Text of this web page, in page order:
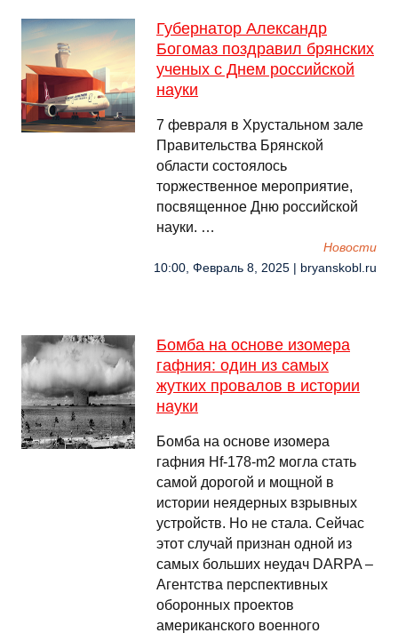
Губернатор Александр
Богомаз поздравил брянских
ученых с Днем российской
науки
7 февраля в Хрустальном зале
Правительства Брянской
области состоялось
торжественное мероприятие,
посвященное Дню российской
науки. …
Новости
10:00, Февраль 8, 2025 | bryanskobl.ru
Бомба на основе изомера
гафния: один из самых
жутких провалов в истории
науки
Бомба на основе изомера
гафния Hf-178-m2 могла стать
самой дорогой и мощной в
истории неядерных взрывных
устройств. Но не стала. Сейчас
этот случай признан одной из
самых больших неудач DARPA –
Агентства перспективных
оборонных проектов
американского военного